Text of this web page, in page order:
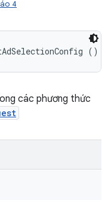
4
()
các phương thức